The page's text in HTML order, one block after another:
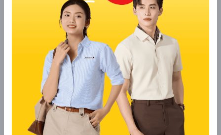
cùng tone-sur-tone
Sự kết hợp giữa áo sơ mi nam hồng và quần cùng tông tạo
nên một outfit ton-sur-ton đầy ấn tượng và phá cách. Để
tránh sự nhàm chán, bạn nên chọn các sắc độ hồng khác
nhau, ví dụ áo hồng nhạt phối cùng quần hồng đậm.